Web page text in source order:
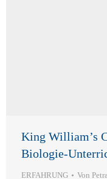
King William’s
Biologie-
ERFAHRUNG Von